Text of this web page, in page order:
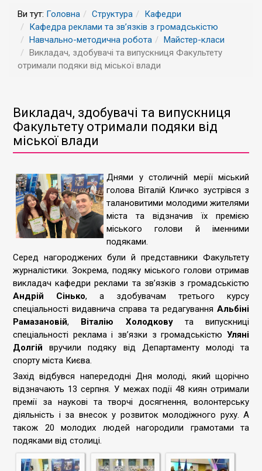
Ви тут: Головна Структура
Кафедри
Кафедра реклами та зв’язків з громадськістю
Навчально-методична робота
Майстер-класи
Викладач, здобувачі та випускниця Факультету
отримали подяки від міської влади
Викладач, здобувачі та випускниця
Факультету отримали подяки від
міської влади
Днями у столичній мерії міський
голова Віталій Кличко зустрівся з
талановитими молодими жителями
міста та відзначив їх премією
міського голови й іменними
подяками.
Серед нагороджених були й представники Факультету
журналістики. Зокрема, подяку міського голови отримав
викладач кафедри реклами та звʼязків з громадськістю
Андрій Сінько, а здобувачам третього курсу
спеціальності видавнича справа та редагування Альбіні
Рамазановій, Віталію Холодковута випускниці
спеціальності реклама і звʼязки з громадськістю Уляні
Долгій вручили подяку від Департаменту молоді та
спорту міста Києва.
Захід відбувся напередодні Дня молоді, який щорічно
відзначають 13 серпня. У межах події 48 киян отримали
премії за наукові та творчі досягнення, волонтерську
діяльність і за внесок у розвиток молодіжного руху. А
також 20 молодих людей нагородили грамотами та
подяками від столиці.